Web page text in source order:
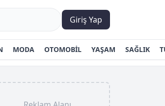
Giriş Yap
MODA OTOMOBİL YAŞAM SAĞLIK